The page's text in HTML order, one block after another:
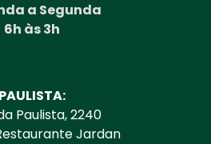
a Segunda
6h às 3h
PAULISTA:
Paulista, 2240
Jardan